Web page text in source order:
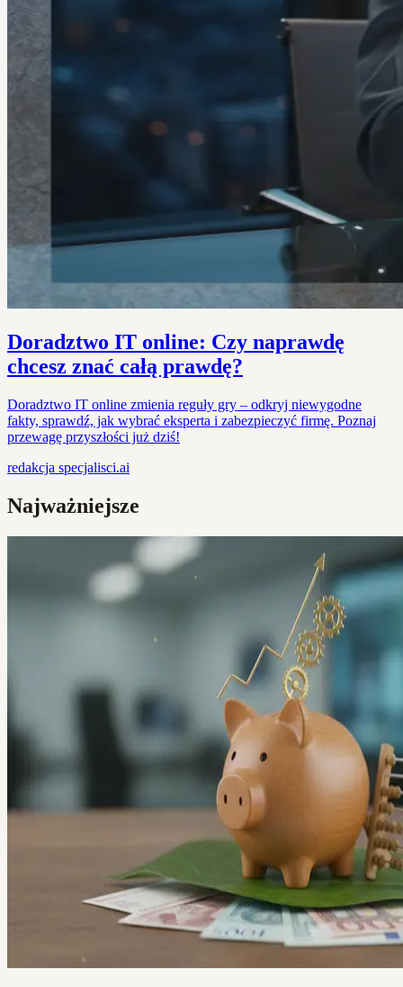
Doradztwo IT online: Czy naprawdę
chcesz znać całą prawdę?
Doradztwo IT online zmienia reguły gry – odkryj niewygodne
fakty, sprawdź, jak wybrać eksperta i zabezpieczyć firmę. Poznaj
przewagę przyszłości już dziś!
redakcja specjalisci.ai
Najważniejsze